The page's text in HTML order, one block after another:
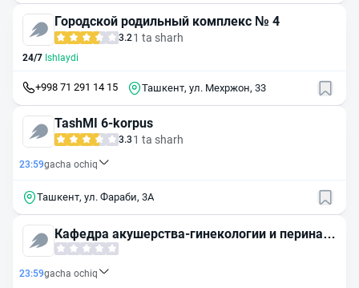
Городской родильный комплекс № 4
3.2 1 ta sharh
24/7 Ishlaydi
+998 71 291 14 15 Ташкент, ул. Мехржон, 33
TashMI 6-korpus
3.3 1 ta sharh
23:59gacha ochiq
Ташкент, ул. Фараби, 3А
Кафедра акушерства-гинекологии и перината
льной медицины ТашИУВ
23:59gacha ochiq